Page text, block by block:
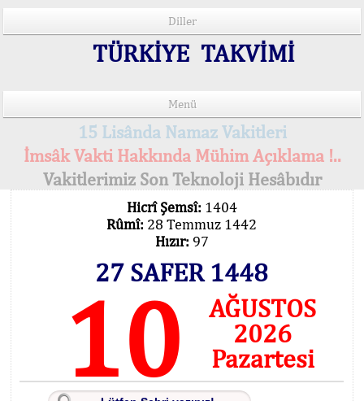
Diller
TÜRKİYE TAKVİMİ
Menü
15 Lisânda Namaz Vakitleri
İmsâk Vakti Hakkında Mühim Açıklama !..
Vakitlerimiz Son Teknoloji Hesâbıdır
Hicrî Şemsî: 1404
Rûmî: 28 Temmuz 1442
Hızır: 97
27 SAFER 1448
10
AĞUSTOS
2026
Pazartesi